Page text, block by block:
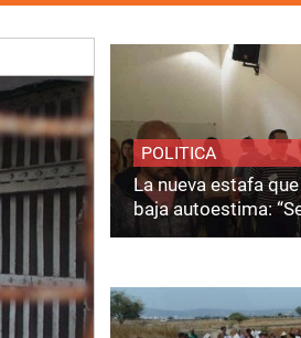
POLITICA
La nueva estafa
baja autoestima: